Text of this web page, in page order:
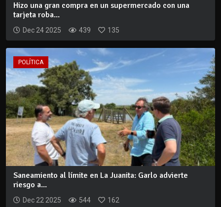
Hizo una gran compra en un supermercado con una
tarjeta roba...
Dec 24 2025 439 135
POLÍTICA
Saneamiento al límite en La Juanita: Garlo advierte
riesgo a...
Dec 22 2025 544 162